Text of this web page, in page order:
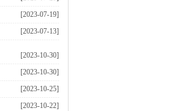
[2023-07-19]
[2023-07-13]
[2023-10-30]
[2023-10-30]
[2023-10-25]
[2023-10-22]